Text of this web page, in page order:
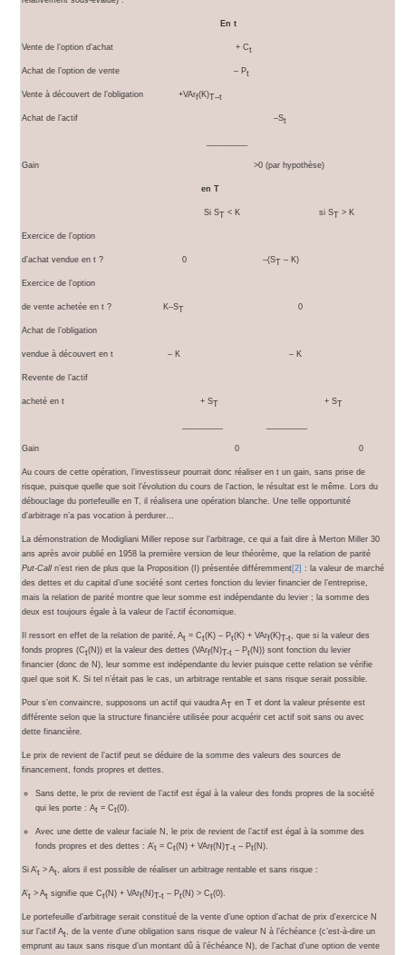
En t
Vente de l’option d’achat + Ct
Achat de l’option de vente – Pt
Vente à découvert de l’obligation +VArf(K)T–t
Achat de l’actif –St
Gain >0 (par hypothèse)
en T
Si ST < K si ST > K
Exercice de l’option
d’achat vendue en t ? 0 –(ST – K)
Exercice de l’option
de vente achetée en t ? K–ST 0
Achat de l’obligation
vendue à découvert en t – K – K
Revente de l’actif
acheté en t + ST + ST
Gain 0 0
Au cours de cette opération, l’investisseur pourrait donc réaliser en t un gain, sans prise de
risque, puisque quelle que soit l’évolution du cours de l’action, le résultat est le même. Lors du
débouclage du portefeuille en T, il réalisera une opération blanche. Une telle opportunité
d’arbitrage n’a pas vocation à perdurer…
La démonstration de Modigliani Miller repose sur l’arbitrage, ce qui a fait dire à Merton Miller 30
ans après avoir publié en 1958 la première version de leur théorème, que la relation de parité
Put-Call n’est rien de plus que la Proposition (I) présentée différemment[2] : la valeur de marché
des dettes et du capital d’une société sont certes fonction du levier financier de l’entreprise,
mais la relation de parité montre que leur somme est indépendante du levier ; la somme des
deux est toujours égale à la valeur de l’actif économique.
Il ressort en effet de la relation de parité, At = Ct(K) – Pt(K) + VArf(K)T-t, que si la valeur des
fonds propres (Ct(N)) et la valeur des dettes (VArf(N)T-t – Pt(N)) sont fonction du levier
financier (donc de N), leur somme est indépendante du levier puisque cette relation se vérifie
quel que soit K. Si tel n’était pas le cas, un arbitrage rentable et sans risque serait possible.
Pour s’en convaincre, supposons un actif qui vaudra AT en T et dont la valeur présente est
différente selon que la structure financière utilisée pour acquérir cet actif soit sans ou avec
dette financière.
Le prix de revient de l’actif peut se déduire de la somme des valeurs des sources de
financement, fonds propres et dettes.
Sans dette, le prix de revient de l’actif est égal à la valeur des fonds propres de la société
qui les porte : At = Ct(0).
Avec une dette de valeur faciale N, le prix de revient de l’actif est égal à la somme des
fonds propres et des dettes : A’t = Ct(N) + VArf(N)T-t – Pt(N).
Si A’t > At, alors il est possible de réaliser un arbitrage rentable et sans risque :
A’t > At signifie que Ct(N) + VArf(N)T-t – Pt(N) > Ct(0).
Le portefeuille d’arbitrage serait constitué de la vente d’une option d’achat de prix d’exercice N
sur l’actif At, de la vente d’une obligation sans risque de valeur N à l’échéance (c’est-à-dire un
emprunt au taux sans risque d’un montant dû à l’échéance N), de l’achat d’une option de vente